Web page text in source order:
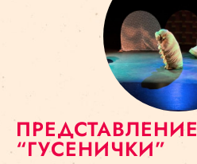
ПРЕДСТАВЛЕНИЕ
“ГУСЕНИЧКИ”